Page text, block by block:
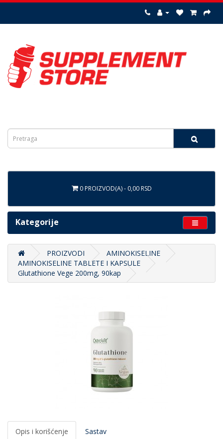
0 PROIZVOD(A) - 0,00 RSD
Kategorije
PROIZVODI
AMINOKISELINE
AMINOKISELINE TABLETE I KAPSULE
Glutathione Vege 200mg, 90kap
Opis i korišćenje Sastav